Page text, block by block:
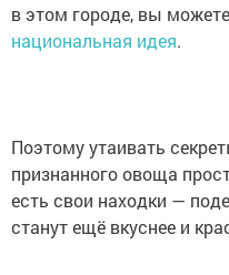
в этом городе, вы
национальная идея.
Поэтому утаивать
признанного овоща
есть свои находки —
станут ещё вкуснее и